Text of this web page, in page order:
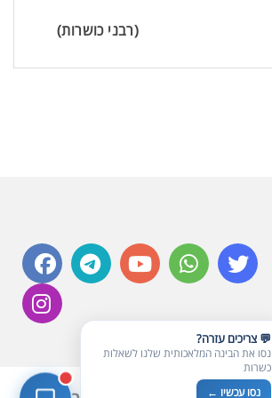
(רבני כושרות)
facebooktelegram youtubewhatsapp twitter
instagram
💬 צריכים עזרה?
נסו את הבינה המלאכותית שלנו לשאלות
כשרות
נסו עכשיו ←